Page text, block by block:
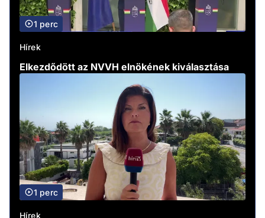
1 perc
Hírek
Elkezdődött az NVVH elnökének kiválasztása
1 perc
Hírek